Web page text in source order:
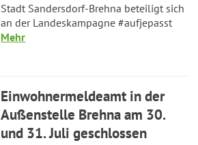
Stadt Sandersdorf-Brehna beteiligt sich
an der Landeskampagne #aufjepasst
Mehr
Einwohnermeldeamt in der
Außenstelle Brehna am 30.
und 31. Juli geschlossen